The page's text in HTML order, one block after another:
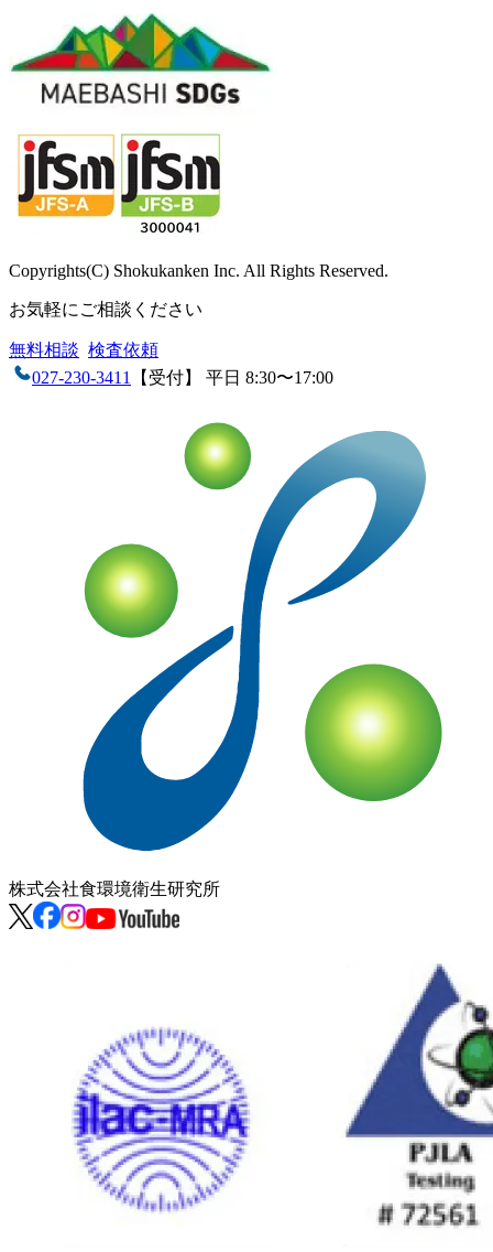
Copyrights(C) Shokukanken Inc. All Rights Reserved.
お気軽にご相談ください
無料相談 検査依頼
027-230-3411
【受付】 平日 8:30〜17:00
株式会社食環境衛生研究所